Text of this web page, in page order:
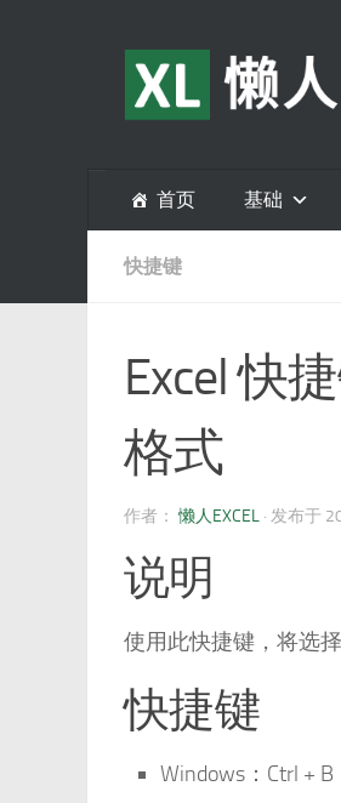
首页 基础
快捷键
Excel 快
格式
作者：懒人EXCEL · 发布于
说明
使用此快捷键，将选
快捷键
Windows：Ctrl + B